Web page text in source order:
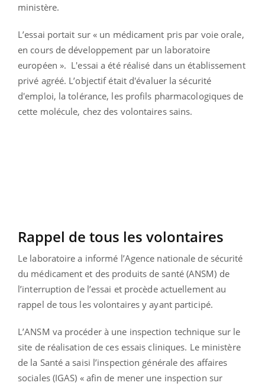
ministère.
L’essai portait sur « un médicament pris par voie orale,
en cours de développement par un laboratoire
européen ». L'essai a été réalisé dans un établissement
privé agréé. L’objectif était d'évaluer la sécurité
d'emploi, la tolérance, les profils pharmacologiques de
cette molécule, chez des volontaires sains.
Rappel de tous les volontaires
Le laboratoire a informé l’Agence nationale de sécurité
du médicament et des produits de santé (ANSM) de
l’interruption de l’essai et procède actuellement au
rappel de tous les volontaires y ayant participé.
L’ANSM va procéder à une inspection technique sur le
site de réalisation de ces essais cliniques. Le ministère
de la Santé a saisi l’inspection générale des affaires
sociales (IGAS) « afin de mener une inspection sur